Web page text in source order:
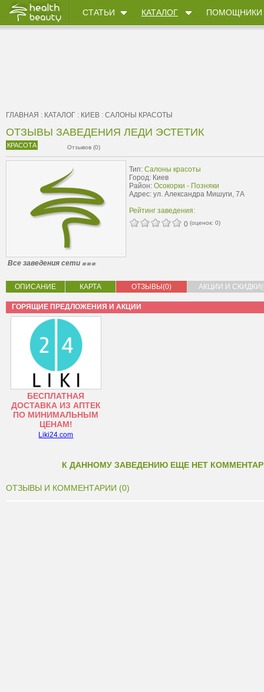
СТАТЬИ КАТАЛОГ ПОМОЩНИКИ
ГЛАВНАЯ : КАТАЛОГ : КИЕВ : САЛОНЫ КРАСОТЫ
ОТЗЫВЫ ЗАВЕДЕНИЯ ЛЕДИ ЭСТЕТИК
КРАСОТА Отзывов (0)
Тип: Салоны красоты
Город: Киев
Район: Осокорки - Позняки
Адрес: ул. Александра Мишуги, 7А
Рейтинг заведения:
0 (оценок: 0)
Все заведения сети
ОПИСАНИЕ КАРТА ОТЗЫВЫ(0) АКЦИИ И
ГОРЯЩИЕ ПРЕДЛОЖЕНИЯ И АКЦИИ
БЕСПЛАТНАЯ
ДОСТАВКА ИЗ АПТЕК
ПО МИНИМАЛЬНЫМ
ЦЕНАМ!
Liki24.com
К ДАННОМУ ЗАВЕДЕНИЮ ЕЩЕ НЕТ
ОТЗЫВЫ И КОММЕНТАРИИ (0)